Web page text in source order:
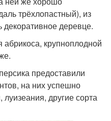
трёхлопастный), из
деревце.
крупноплодной
предоставили
на них успешно
другие сорта